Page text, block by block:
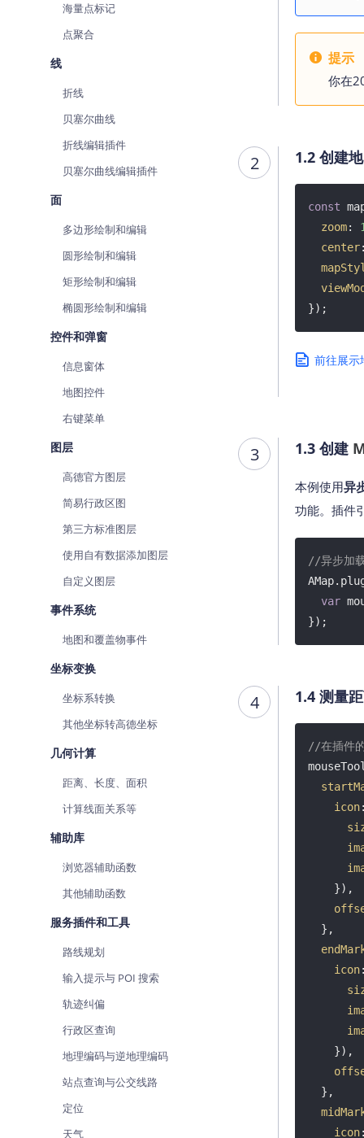
海量点标记
点聚合
线
折线
贝塞尔曲线
折线编辑插件
贝塞尔曲线编辑插件
面
多边形绘制和编辑
圆形绘制和编辑
矩形绘制和编辑
椭圆形绘制和编辑
控件和弹窗
信息窗体
地图控件
右键菜单
图层
高德官方图层
简易行政区图
第三方标准图层
使用自有数据添加图层
自定义图层
事件系统
地图和覆盖物事件
坐标变换
坐标系转换
其他坐标转高德坐标
几何计算
距离、长度、面积
计算线面关系等
辅助库
浏览器辅助函数
其他辅助函数
服务插件和工具
路线规划
输入提示与 POI 搜索
轨迹纠偏
行政区查询
地理编码与逆地理编码
站点查询与公交线路
定位
天气
提示
你在
2 1.2 创建
const
zoom:
center
});
前往展示
3 1.3 创建
本例使用异
功能。插件
//异步加
var
});
4 1.4 测量
//在插件
icon
icon
icon